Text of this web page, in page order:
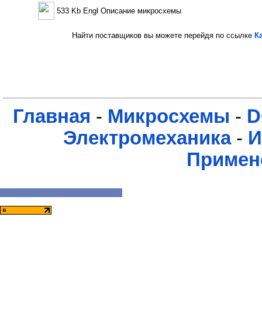
533 Kb Engl Описание микросхемы
Найти поставщиков вы можете перейдя по ссылке
Главная - Микросхемы -
Электромеханика-